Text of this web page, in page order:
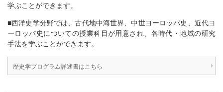
学ぶことができます。
■西洋史学分野では、古代地中海世界、中世ヨーロッパ史、近代ヨ
ーロッパ史についての授業科目が用意され、各時代・地域の研究
手法を学ぶことができます。
歴史学プログラム詳述書はこちら